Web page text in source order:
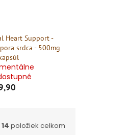
Heart Support -
srdca - 500mg
14 položiek celkom